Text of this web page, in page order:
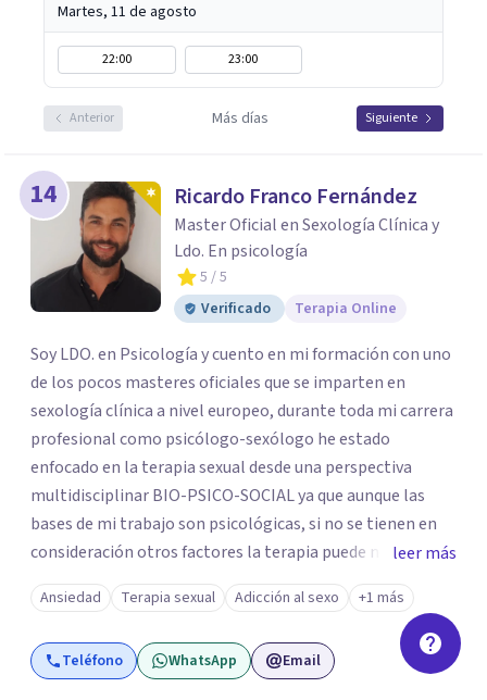
Martes, 11 de agosto
22:00 23:00
Anterior Más días Siguiente
14 Ricardo Franco Fernández
Master Oficial en Sexología Clínica y
Ldo. En psicología
5 / 5
Verificado
Terapia Online
Soy LDO. en Psicología y cuento en mi formación con uno
de los pocos masteres oficiales que se imparten en
sexología clínica a nivel europeo, durante toda mi carrera
profesional como psicólogo-sexólogo he estado
enfocado en la terapia sexual desde una perspectiva
multidisciplinar BIO-PSICO-SOCIAL ya que aunque las
bases de mi trabajo son psicológicas, si no se tienen en
consideración otros factores la terapia puede no
funcionar al tener una visión demasiado simplista,
excluyendo de antemano otros factores que pueden
influir. Mi intención es ayudar para conseguir una mejora
global de tu sexualidad, considerando cada caso como
leer más
Ansiedad Terapia sexual Adicción al sexo +1 más
Teléfono WhatsApp Email